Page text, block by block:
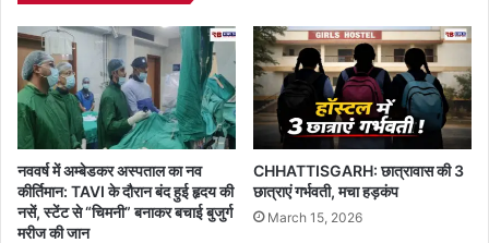
नववर्ष में अम्बेडकर अस्पताल का नव
कीर्तिमान: TAVI के दौरान बंद हुई हृदय की
नसें, स्टेंट से “चिमनी” बनाकर बचाई बुजुर्ग
मरीज की जान
CHHATTISGARH: छात्रावास की 3
छात्राएं गर्भवती, मचा हड़कंप
March 15, 2026